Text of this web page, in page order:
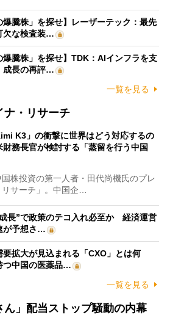
爆騰株」を探せ】レーザーテック：最先
欠な検査装…
爆騰株」を探せ】TDK：AIインフラを支
成長の再評…
一覧を見る
ナ・リサーチ
K3」の衝撃に世界はどう対応するの
務長官が検討する「蒸留を行う中国
株投資の第一人者・田代尚機氏のプレ
サーチ」。中国企…
長”で政策のテコ入れ必至か 経済運営
が予想さ…
要拡大が見込まれる「CXO」とは何
中国の医薬品…
一覧を見る
ん」配当ストップ騒動の内幕